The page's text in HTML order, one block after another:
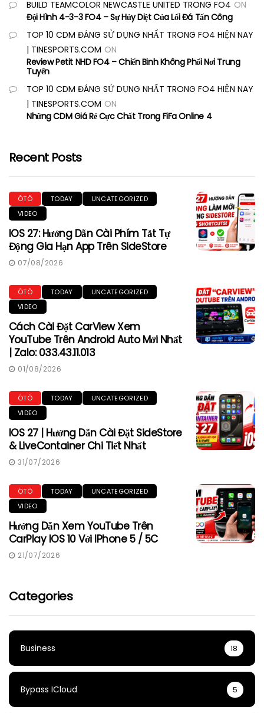
BUILD TEAMCOLOR NEWCASTLE UNITED TRONG FO4 ON
Đội Hình 4-3-3 FO4 – Sự Hủy Diệt Của Lối Đá Tấn Công
TOP 10 CDM ĐÁNG SỬ DỤNG NHẤT TRONG FO4 HIỆN NAY
| TINESPORTS.COM ON
Review Petit NHD FO4 – Chiến Binh Không Phổi Nơi Trung
Tuyến
TOP 10 CDM ĐÁNG SỬ DỤNG NHẤT TRONG FO4 HIỆN NAY
| TINESPORTS.COM ON
Những CDM Giá Rẻ Cực Chất Trong FiFa Online 4
Recent Posts
ÔTÔ TODAY
UNCATEGORIZED
VIDEO
IOS 27: Hướng Dẫn Cài Phím Tắt Tự
Động Gia Hạn App Trên SideStore
07/08/2026
ÔTÔ TODAY
UNCATEGORIZED
VIDEO
Cách Cài Đặt CarView Xem
YouTube Trên Android Auto Mới Nhất
| Zalo: 033.43.11.013
01/08/2026
ÔTÔ TODAY
UNCATEGORIZED
VIDEO
IOS 27 | Hướng Dẫn Cài Đặt SideStore
& LiveContainer Chi Tiết Nhất
31/07/2026
ÔTÔ TODAY
UNCATEGORIZED
VIDEO
Hướng Dẫn Xem YouTube Trên
CarPlay IOS 10 Với IPhone 5 / 5C
21/07/2026
Categories
Business 18
Bypass ICloud 5